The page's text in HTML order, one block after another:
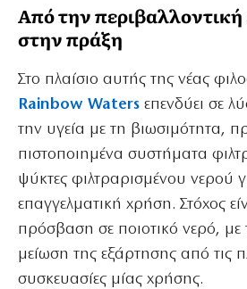
Από την περιβαλλοντική
στην πράξη
Στο πλαίσιο αυτής της νέας
Rainbow Waters επενδύει σε
την υγεία με τη βιωσιμότητα,
πιστοποιημένα συστήματα
ψύκτες φιλτραρισμένου νερού
επαγγελματική χρήση. Στόχος
πρόσβαση σε ποιοτικό νερό, με
μείωση της εξάρτησης από τις
συσκευασίες μίας χρήσης.